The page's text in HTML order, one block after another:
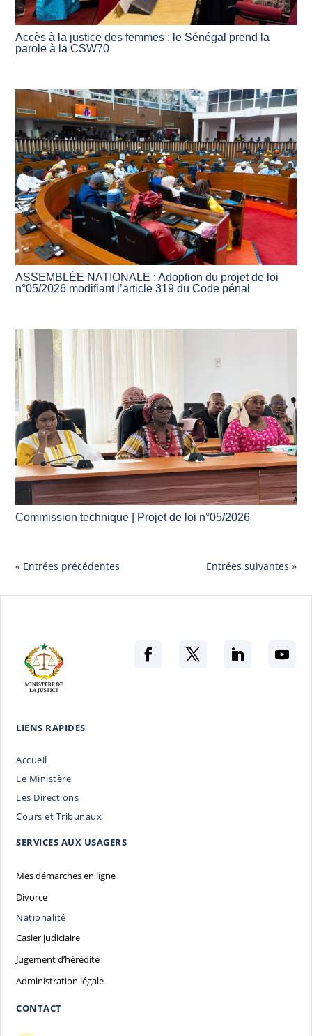
Accès à la justice des femmes : le Sénégal prend la
parole à la CSW70
ASSEMBLÉE NATIONALE : Adoption du projet de loi
n°05/2026 modifiant l’article 319 du Code pénal
Commission technique | Projet de loi n°05/2026
« Entrées précédentes Entrées suivantes »
LIENS RAPIDES
Accueil
Le Ministère
Les Directions
Cours et Tribunaux
SERVICES AUX USAGERS
Mes démarches en ligne
Divorce
Nationalité
Casier judiciaire
Jugement d’hérédité
Administration légale
CONTACT